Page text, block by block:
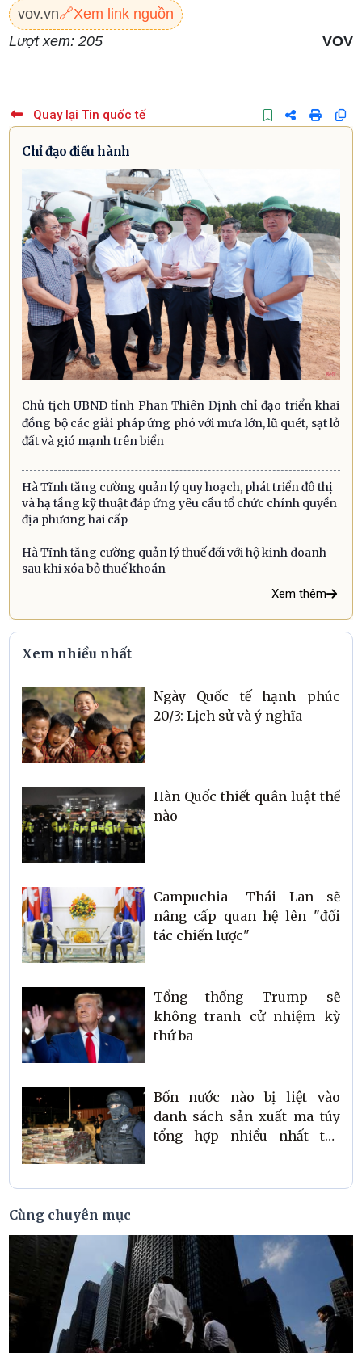
vov.vn🔗Xem link nguồn
Lượt xem: 205
VOV
Quay lại Tin quốc tế
Chỉ đạo điều hành
Chủ tịch UBND tỉnh Phan Thiên Định chỉ đạo triển khai
đồng bộ các giải pháp ứng phó với mưa lớn, lũ quét, sạt lở
đất và gió mạnh trên biển
Hà Tĩnh tăng cường quản lý quy hoạch, phát triển đô thị
và hạ tầng kỹ thuật đáp ứng yêu cầu tổ chức chính quyền
địa phương hai cấp
Hà Tĩnh tăng cường quản lý thuế đối với hộ kinh doanh
sau khi xóa bỏ thuế khoán
Xem thêm
Xem nhiều nhất
Ngày Quốc tế hạnh phúc
20/3: Lịch sử và ý nghĩa
Hàn Quốc thiết quân luật thế
nào
Campuchia -Thái Lan sẽ
nâng cấp quan hệ lên "đối
tác chiến lược"
Tổng thống Trump sẽ
không tranh cử nhiệm kỳ
thứ ba
Bốn nước nào bị liệt vào
danh sách sản xuất ma túy
tổng hợp nhiều nhất thế
Cùng chuyên mục